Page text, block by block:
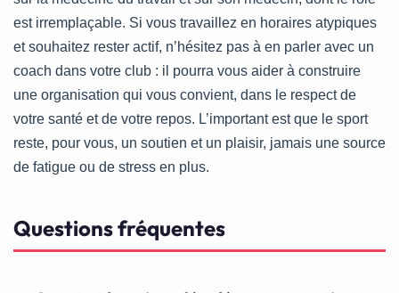
est irremplaçable. Si vous travaillez en horaires atypiques
et souhaitez rester actif, n’hésitez pas à en parler avec un
coach dans votre club : il pourra vous aider à construire
une organisation qui vous convient, dans le respect de
votre santé et de votre repos. L’important est que le sport
reste, pour vous, un soutien et un plaisir, jamais une source
de fatigue ou de stress en plus.
Questions fréquentes